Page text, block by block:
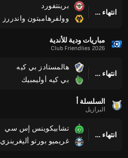
انتهاء وقت المباراة
برينتفورد
وولفرهامبتون واندررز
مباريات ودية للأندية
Club Friendlies 2026
انتهاء وقت المباراة
هالمستادز بي كيه
بي كيه أوليمبيك
السلسلة أ
البرازيل
انتهاء وقت المباراة
تشابيكوينس إس سي
غريميو بورتو أليغرينزي